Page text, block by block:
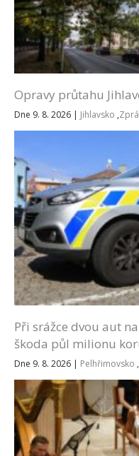
Opravy průtahu
Dne 9. 8. 2026 | Jihlavsko ,
Při srážce dvou aut
škoda půl milionu
Dne 9. 8. 2026 | Pelhřimovsko ,